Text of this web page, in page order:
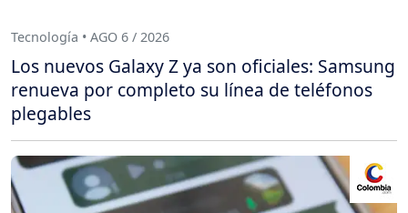
Tecnología • AGO 6 / 2026
Los nuevos Galaxy Z ya son oficiales: Samsung
renueva por completo su línea de teléfonos
plegables